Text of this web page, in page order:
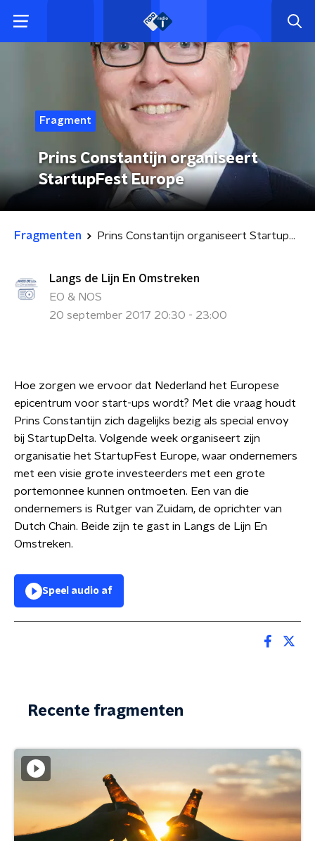
Fragment
Prins Constantijn organiseert
StartupFest Europe
Fragmenten Prins Constantijn organiseert StartupFest Europe
Langs de Lijn En Omstreken
EO & NOS
20 september 2017 20:30 - 23:00
Hoe zorgen we ervoor dat Nederland het Europese
epicentrum voor start-ups wordt? Met die vraag houdt
Prins Constantijn zich dagelijks bezig als special envoy
bij StartupDelta. Volgende week organiseert zijn
organisatie het StartupFest Europe, waar ondernemers
met een visie grote investeerders met een grote
portemonnee kunnen ontmoeten. Een van die
ondernemers is Rutger van Zuidam, de oprichter van
Dutch Chain. Beide zijn te gast in Langs de Lijn En
Omstreken.
Speel audio af
Recente fragmenten